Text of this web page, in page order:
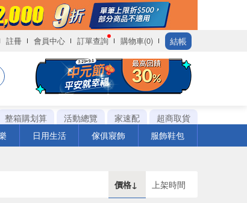
註冊 會員中心 訂單查詢 購物車(0) 結帳
整箱購划算 活動總覽 家速配
超商取貨
日用生活 傢俱寢飾 服飾鞋包
價格↓ 上架時間